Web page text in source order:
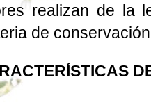
realizan de la
de